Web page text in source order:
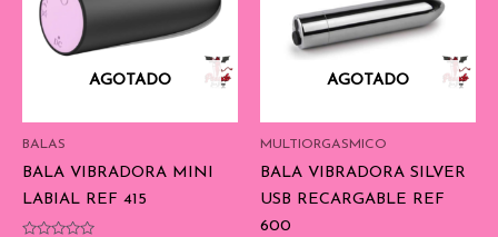
AGOTADO
BALAS
BALA VIBRADORA MINI
LABIAL REF 415
AGOTADO
MULTIORGASMICO
BALA VIBRADORA SILVER
USB RECARGABLE REF
600